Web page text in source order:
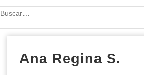
Palabra o frase:
Ana Regina S.